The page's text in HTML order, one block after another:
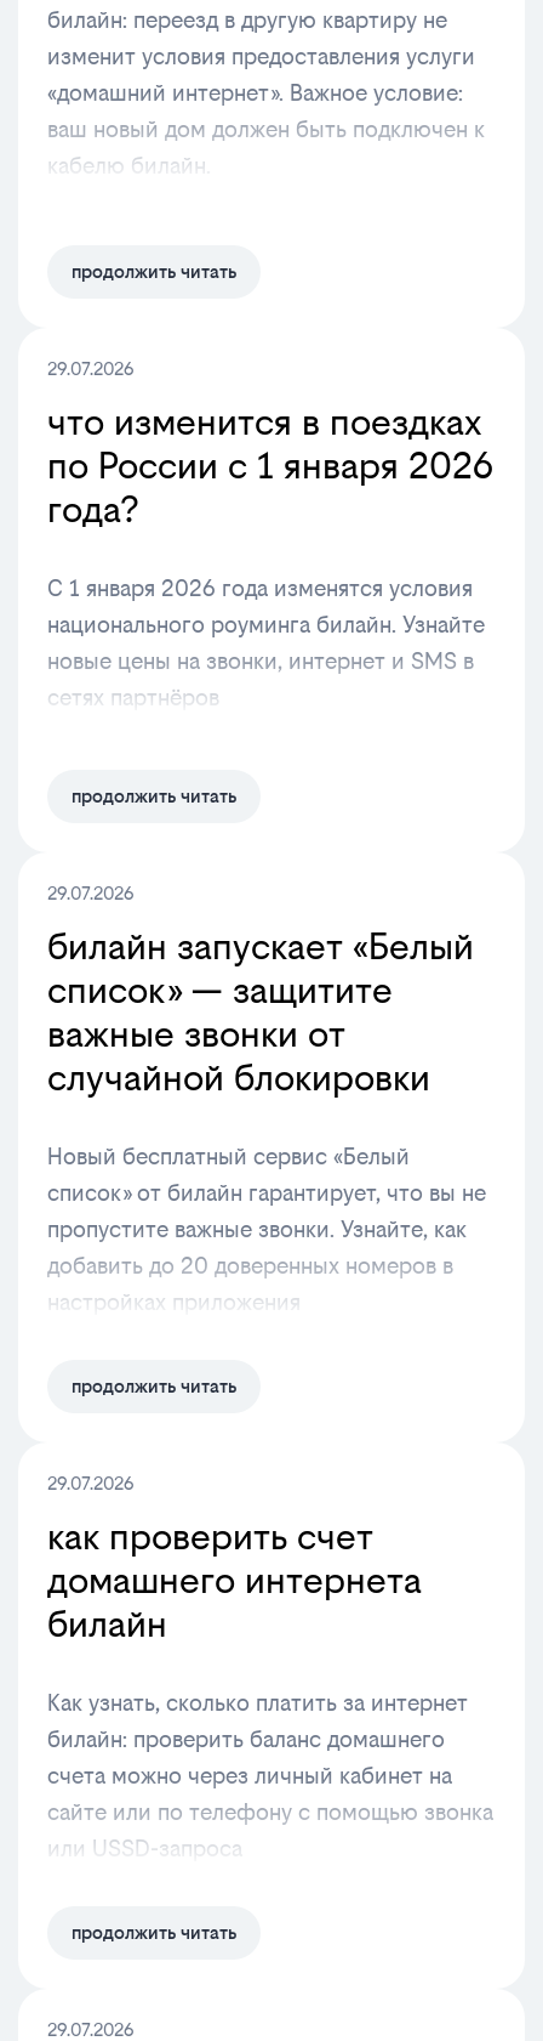
билайн: переезд в другую квартиру не
изменит условия предоставления услуги
«домашний интернет». Важное условие:
ваш новый дом должен быть подключен к
кабелю билайн.
продолжить читать
29.07.2026
что изменится в поездках
по России с 1 января 2026
года?
С 1 января 2026 года изменятся условия
национального роуминга билайн. Узнайте
новые цены на звонки, интернет и SMS в
сетях партнёров
продолжить читать
29.07.2026
билайн запускает «Белый
список» — защитите
важные звонки от
случайной блокировки
Новый бесплатный сервис «Белый
список» от билайн гарантирует, что вы не
пропустите важные звонки. Узнайте, как
добавить до 20 доверенных номеров в
настройках приложения
продолжить читать
29.07.2026
как проверить счет
домашнего интернета
билайн
Как узнать, сколько платить за интернет
билайн: проверить баланс домашнего
счета можно через личный кабинет на
сайте или по телефону с помощью звонка
или USSD-запроса
продолжить читать
29.07.2026